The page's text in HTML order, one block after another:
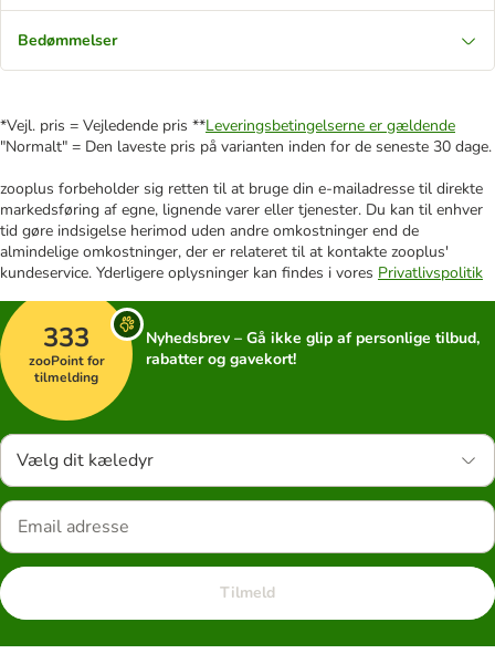
Bedømmelser
*Vejl. pris = Vejledende pris **Leveringsbetingelserne er gældende
"Normalt" = Den laveste pris på varianten inden for de seneste 30 dage.
zooplus forbeholder sig retten til at bruge din e-mailadresse til direkte
markedsføring af egne, lignende varer eller tjenester. Du kan til enhver
tid gøre indsigelse herimod uden andre omkostninger end de
almindelige omkostninger, der er relateret til at kontakte zooplus'
kundeservice. Yderligere oplysninger kan findes i vores Privatlivspolitik
333
zooPoint for
tilmelding
Nyhedsbrev – Gå ikke glip af personlige tilbud,
rabatter og gavekort!
Vælg dit kæledyr
Tilmeld